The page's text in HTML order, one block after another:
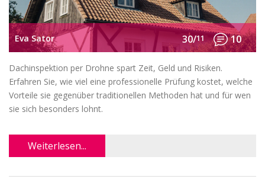
Eva Sator 30/11 10
Dachinspektion per Drohne spart Zeit, Geld und Risiken.
Erfahren Sie, wie viel eine professionelle Prüfung kostet, welche
Vorteile sie gegenüber traditionellen Methoden hat und für wen
sie sich besonders lohnt.
Weiterlesen...